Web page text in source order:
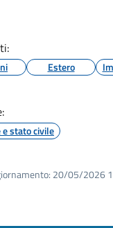
Estero
e stato civile
20/05/2026